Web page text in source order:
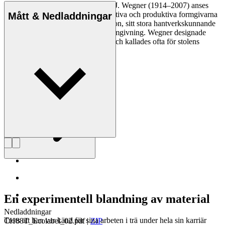
Den danske möbeldesignern Hans J. Wegner (1914–2007) anses
vara en av de mest kreativa, innovativa och produktiva formgivarna
genom tiderna, känd för sin precision, sitt stora hantverkskunnande
och sin kompromisslösa syn på formgivning. Wegner designade
nästan 500 stolar under sin livstid och kallades ofta för stolens
Läs mer om Hans J. Wegner
Mått & Nedladdningar
Nedladdningar
CH88T_Ecolabel_02.pdf|ZIP
En experimentell blandning av material
Trots att han var känd för sina arbeten i trä under hela sin karriär